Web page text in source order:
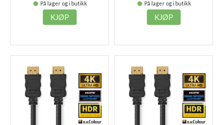
På lager og i butikk
KJØP
På lager og i butikk
KJØP